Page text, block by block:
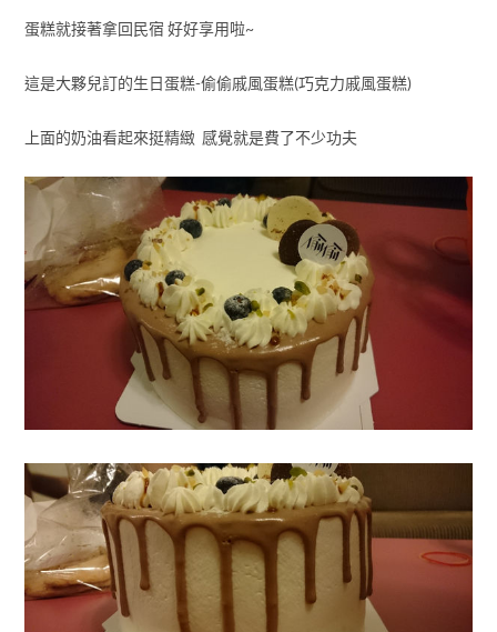
蛋糕就接著拿回民宿 好好享用啦~
這是大夥兒訂的生日蛋糕-偷偷戚風蛋糕(巧克力戚風蛋糕)
上面的奶油看起來挺精緻 感覺就是費了不少功夫